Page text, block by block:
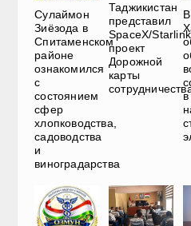
Сулаймон
Зиёзода в
Спитаменском
районе
ознакомился
с
состоянием
сфер
хлопководства,
садоводства
и
виноградарства
Таджикистан
представил
SpaceX/Starlink
проект
Дорожной
карты
В
в